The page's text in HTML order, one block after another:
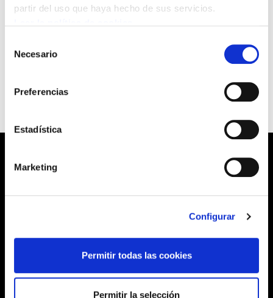
partir del uso que haya hecho de sus servicios.
Necesario
Preferencias
Estadística
Marketing
Configurar
Permitir todas las cookies
Permitir la selección
destinos para las categorías de Auxiliar
Para ver el fichero pinche aquí
Barrainkua, 13 48009 BILBO
SEDES